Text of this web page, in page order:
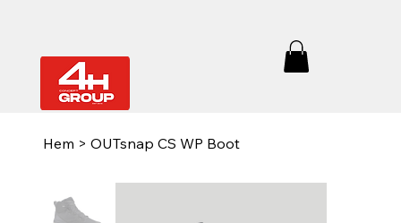
Hem > OUTsnap CS WP Boot